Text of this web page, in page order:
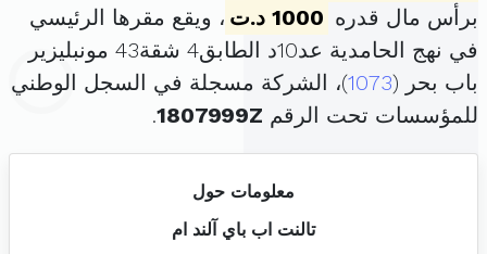
برأس مال قدره 1000 د.ت
، ويقع مقرها الرئيسي
في نهج الحامدية عد10د الطابق4 شقة43 مونبليزير
باب بحر (1073)، الشركة مسجلة في السجل الوطني
للمؤسسات تحت الرقم 1807999Z
.
معلومات حول
تالنت اب باي آلند ام